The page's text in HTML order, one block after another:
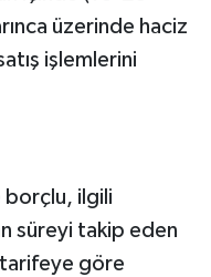
üzerinde haciz
işlemlerini
borçlu, ilgili
süreyi takip eden
tarifeye göre